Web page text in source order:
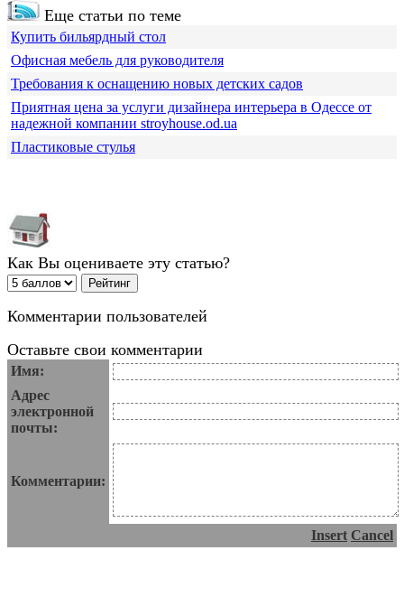
Еще статьи по теме
Купить бильярдный стол
Офисная мебель для руководителя
Требования к оснащению новых детских садов
Приятная цена за услуги дизайнера интерьера в Одессе от
надежной компании stroyhouse.od.ua
Пластиковые стулья
Как Вы оцениваете эту статью?
Комментарии пользователей
Оставьте свои комментарии
Имя:
Адрес
электронной
почты:
Комментарии:
Insert Cancel